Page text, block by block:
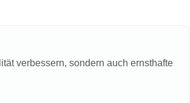
verbessern, sondern auch ernsthafte